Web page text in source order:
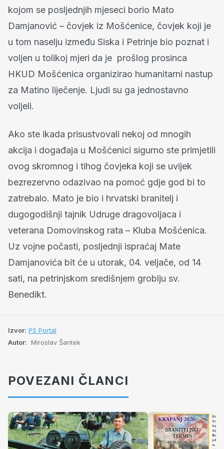
kojom se posljednjih mjeseci borio Mato
Damjanović – čovjek iz Mošćenice, čovjek koji je
u tom naselju između Siska i Petrinje bio poznat i
voljen u tolikoj mjeri da je prošlog prosinca
HKUD Mošćenica organizirao humanitarni nastup
za Matino liječenje. Ljudi su ga jednostavno
voljeli.
Ako ste ikada prisustvovali nekoj od mnogih
akcija i događaja u Mošćenici sigurno ste primjetili
ovog skromnog i tihog čovjeka koji se uvijek
bezrezervno odazivao na pomoć gdje god bi to
zatrebalo. Mato je bio i hrvatski branitelj i
dugogodišnji tajnik Udruge dragovoljaca i
veterana Domovinskog rata – Kluba Mošćenica.
Uz vojne počasti, posljednji ispraćaj Mate
Damjanovića bit će u utorak, 04. veljače, od 14
sati, na petrinjskom središnjem groblju sv.
Benedikt.
Izvor: PS Portal
Autor: Miroslav Šantek
POVEZANI ČLANCI